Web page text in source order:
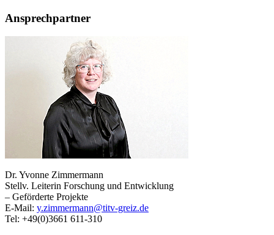
Ansprechpartner
Dr. Yvonne Zimmermann
Stellv. Leiterin Forschung und Entwicklung
– Geförderte Projekte
E-Mail: y.zimmermann@titv-greiz.de
Tel: +49(0)3661 611-310